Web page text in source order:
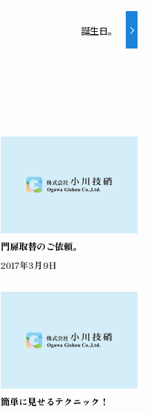
誕生日。
門扉取替のご依頼。
2017年3月9日
簡単に見せるテクニック！